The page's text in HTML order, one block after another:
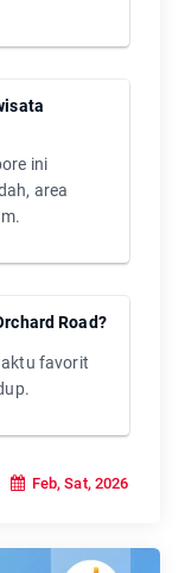
ini
area
Road?
favorit
Feb, Sat, 2026